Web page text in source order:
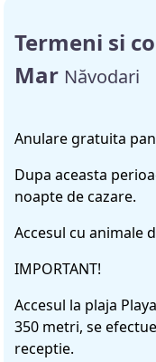
Termeni si
Mar Năvodari
Anulare gratuita
Dupa aceasta
noapte de cazare.
Accesul cu animale
IMPORTANT!
Accesul la plaja
350 metri, se
receptie.